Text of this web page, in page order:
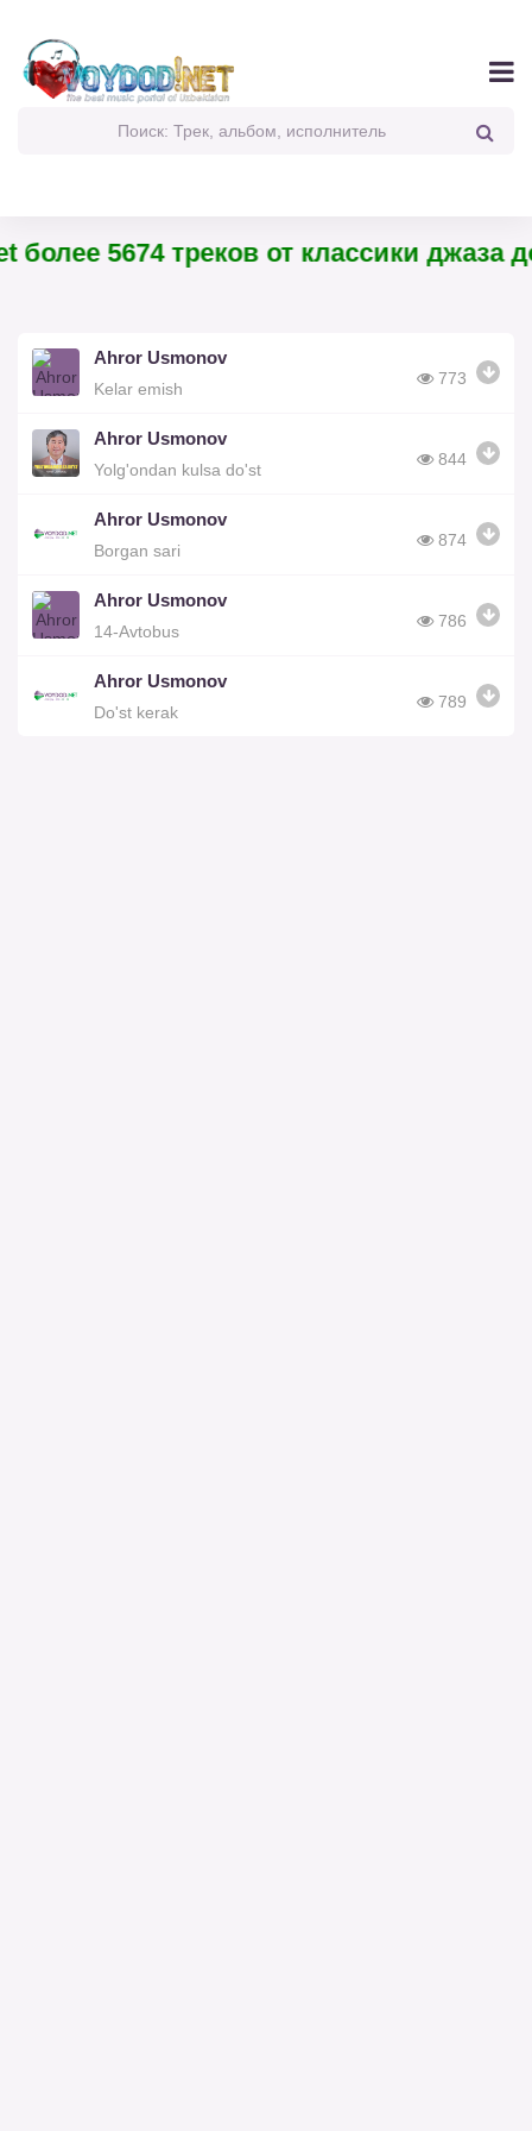
5674 треков от классики джаза
Ahror Usmonov
Kelar emish
773
Ahror Usmonov
Yolg'ondan kulsa do'st
844
Ahror Usmonov
Borgan sari
874
Ahror Usmonov
14-Avtobus
786
Ahror Usmonov
Do'st kerak
789